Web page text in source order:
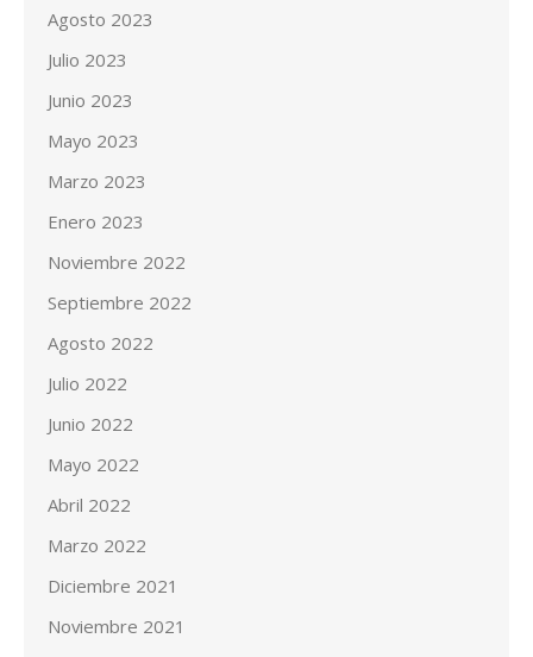
Agosto 2023
Julio 2023
Junio 2023
Mayo 2023
Marzo 2023
Enero 2023
Noviembre 2022
Septiembre 2022
Agosto 2022
Julio 2022
Junio 2022
Mayo 2022
Abril 2022
Marzo 2022
Diciembre 2021
Noviembre 2021